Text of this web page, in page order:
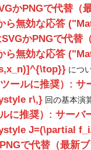
かPNGで代替（
ら無効な応答
かPNGで代替
ら無効な応答
につ
ールに推奨）:
r\,} 回の基本演
に推奨）: サー
J=(\partial
で代替（最